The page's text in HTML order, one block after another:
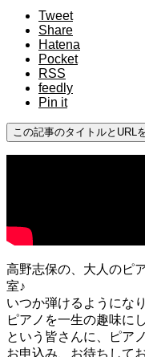
Tweet
Share
Hatena
Pocket
RSS
feedly
Pin it
この記事のタイトルとURL
高野志保の、大人のピ
室♪
いつか弾けるようにな
ピアノを一生の趣味に
という皆さんに、ピア
お申込み、お待ちして